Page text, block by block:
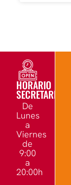
HORARIO
SECRETARÍA
De
Lunes
a
Viernes
de
9:00
a
20:00h